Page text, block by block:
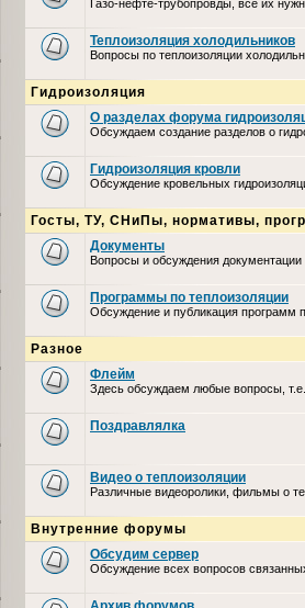
Газо-нефте-трубопровды, все их
Теплоизоляция холодильников
Вопросы по теплоизоляции
Гидроизоляция
О разделах форума
Обсуждаем создание разделов о
Гидроизоляция кровли
Обсуждение кровельных
Госты, ТУ, СНиПы, нормативы,
Документы
Вопросы и обсуждения документации
Программы по теплоизоляции
Обсуждение и публикация программ
Разное
Флейм
Здесь обсуждаем любые вопросы,
Поздравлялка
Видео о теплоизоляции
Различные видеоролики, фильмы о
Внутренние форумы
Обсудим сервер
Обсуждение всех вопросов